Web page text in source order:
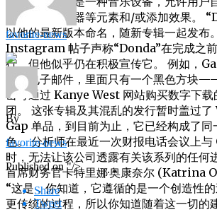
声、样本或乐器等元素和/或添加效果。
以他的最新版本命名，随新专辑一起发布
Instagram 帖子声称“Donda”在完成之
行，但他似乎仍在积极宣传它。 例如，
秘的电子邮件，里面只有一个黑色方块
击可通过 Kanye West 网站购买数字下
团。 这张专辑及其混乱的发行暂时盖过
Gap 单品，到目前为止，它已经构成了同
色。 分析师在最近一次财报电话会议上
时，无法让该公司透露有关该系列的任何
首席财务官卡特里娜·奥康奈尔 (Katrina
“这是，你知道，它遵循的是一个创造性
更传统的过程，所以你知道随着这一切的
favorite-news
By
favorite-news
Published on "/>
Share
Tweet